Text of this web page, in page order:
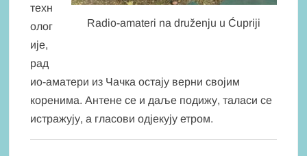
Radio-amateri na druženju u Ćupriji
техн
олог
ије,
рад
ио-аматери из Чачка остају верни својим
коренима. Антене се и даље подижу, таласи се
истражују, а гласови одјекују етром.